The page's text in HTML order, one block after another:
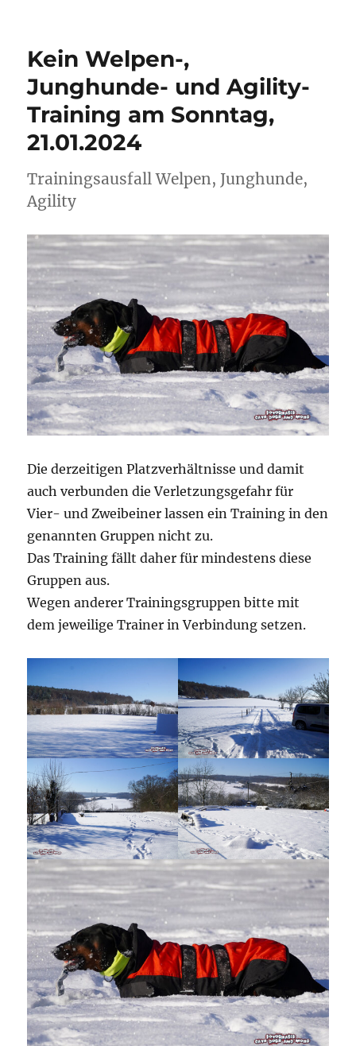
Kein Welpen-,
Junghunde- und Agility-
Training am Sonntag,
21.01.2024
Trainingsausfall Welpen, Junghunde,
Agility
Die derzeitigen Platzverhältnisse und damit
auch verbunden die Verletzungsgefahr für
Vier- und Zweibeiner lassen ein Training in den
genannten Gruppen nicht zu.
Das Training fällt daher für mindestens diese
Gruppen aus.
Wegen anderer Trainingsgruppen bitte mit
dem jeweilige Trainer in Verbindung setzen.